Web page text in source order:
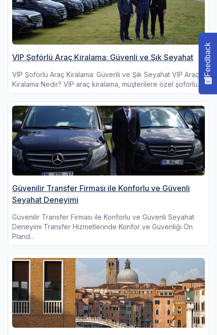
VIP Şoförlü Araç Kiralama: Güvenli ve Şık Seyahat
VIP Şoförlü Araç Kiralama: Güvenli ve Şık Seyahat VIP Araç
Kiralama Nedir? VIP araç kiralama, müşterilere özel şoförlü...
Güvenilir Transfer Firması ile Konforlu ve Güvenli
Seyahat Deneyimi
Güvenilir Transfer Firması ile Konforlu ve Güvenli Seyahat
Deneyimi Transfer Hizmetlerinde Konfor ve Güvenliği Ön
Pland...
Feedback